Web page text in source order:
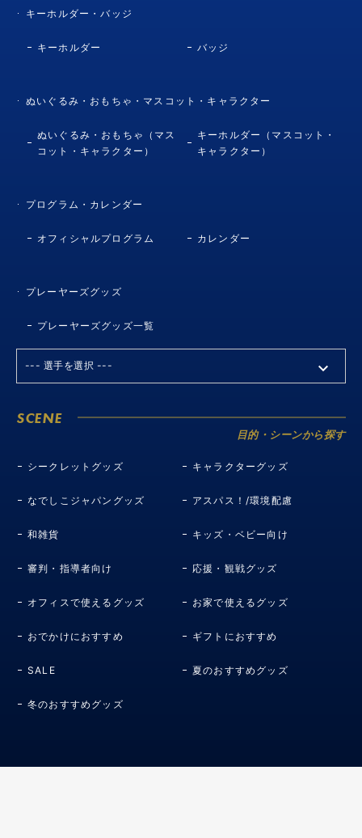
キーホルダー・バッジ
キーホルダー バッジ
ぬいぐるみ・おもちゃ・マスコット・キャラクター
ぬいぐるみ・おもちゃ（マス
コット・キャラクター）
キーホルダー（マスコット・
キャラクター）
プログラム・カレンダー
オフィシャルプログラム カレンダー
プレーヤーズグッズ
プレーヤーズグッズ一覧
SCENE
目的・シーンから探す
シークレットグッズ キャラクターグッズ
なでしこジャパングッズ アスパス！/環境配慮
和雑貨 キッズ・ベビー向け
審判・指導者向け 応援・観戦グッズ
オフィスで使えるグッズ お家で使えるグッズ
おでかけにおすすめ ギフトにおすすめ
SALE 夏のおすすめグッズ
冬のおすすめグッズ